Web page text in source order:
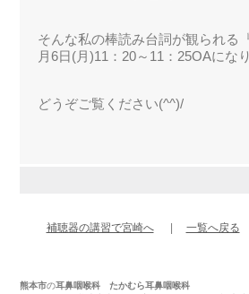
そんな私の棒読み台詞が観られる
月6日(月)11：20～11：25OAにな
どうぞご覧ください(^^)/
補聴器の講習で宮崎へ| 一覧へ戻る
熊本市の耳鼻咽喉科
たかむら耳鼻咽喉科